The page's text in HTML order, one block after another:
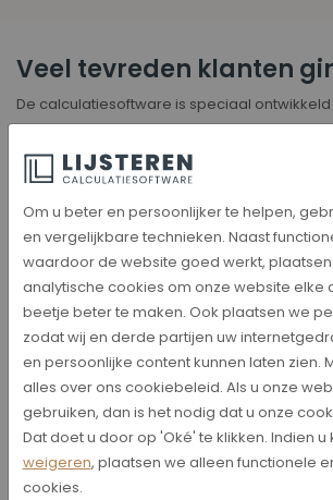
Om u beter en persoonlijker te helpen,
en vergelijkbare technieken. Naast
waardoor de website goed werkt,
analytische cookies om onze website elke
beetje beter te maken. Ook plaatsen we
zodat wij en derde partijen uw
en persoonlijke content kunnen laten zien.
alles over ons cookiebeleid. Als u onze
gebruiken, dan is het nodig dat u onze
Dat doet u door op 'Oké' te klikken. Indien u
weigeren, plaatsen we alleen functionele
cookies.
Veel tevreden klanten
De calculatiesoftware is speciaal ontwikkeld
lijstenmaker zodat er in uw winkel een
prijsberekening tot stand kan komen. Kies
voer het formaat in inclusief alle
tot de juiste verkoopprijs te komen.